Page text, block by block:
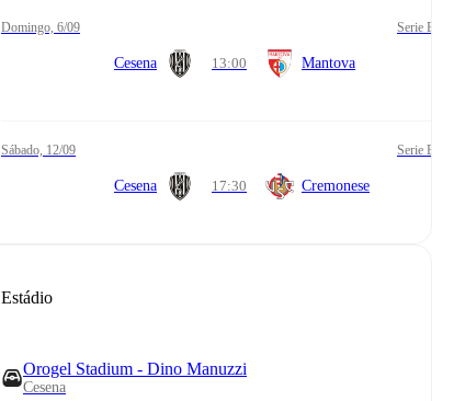
domingo, 6/09 Serie B
Cesena 13:00 Mantova
sábado, 12/09 Serie B
Cesena 17:30 Cremonese
Estádio
Orogel Stadium - Dino Manuzzi
Cesena